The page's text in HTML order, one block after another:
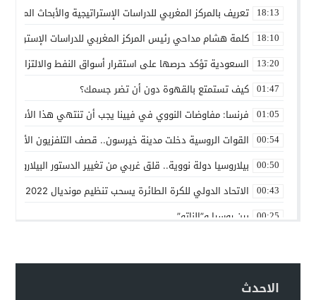
18:13 تعريف بالمركز المغربي للدراسات الإستراتيجية والأبحاث
18:10 كلمة هشام مداحي رئيس المركز المغربي للدراسات
13:20 السعودية تؤكد حرصها على استقرار أسواق النفط والالتزام
01:47 كيف تستمتع بالقهوة دون أن تضر جسمك؟
01:05 فرنسا: مفاوضات النووي في فيينا يجب أن تنتهي هذا الأسبوع
00:54 القوات الروسية دخلت مدينة خيرسون.. قصف التلفزيون
00:50 بيلاروسيا دولة نووية.. قلق غربي من تغيير الدستور
00:43 الاتحاد الدولي للكرة الطائرة يسحب تنظيم مونديال 2022 من روسيا
00:25 بين روسيا و”الناتو”
00:18 توقعات بهروب 7 مليون أوكراني من الحرب تجاه الحدود الأوروبية
00:13 مطالبات للفيفا بفرض عقوبات على إسرائيل على غرار التعاملالاحدث